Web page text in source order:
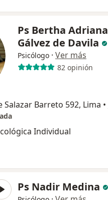
Ps Bertha Adriana
Gálvez de Davila
Psicólogo · Ver más
82 opinión
Salazar Barreto 592, Lima •
Individual
Ps Nadir Medina